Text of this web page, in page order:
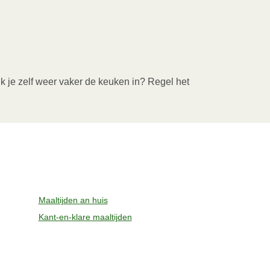
je zelf weer vaker de keuken in? Regel het
Maaltijden an huis
Kant-en-klare maaltijden